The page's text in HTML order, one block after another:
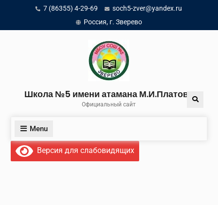
content
7 (86355) 4-29-69
soch5-zver@yandex.ru
Россия, г. Зверево
Школа №5 имени атамана М.И.Платова
Официальный сайт
Menu
Search
Версия для слабовидящих